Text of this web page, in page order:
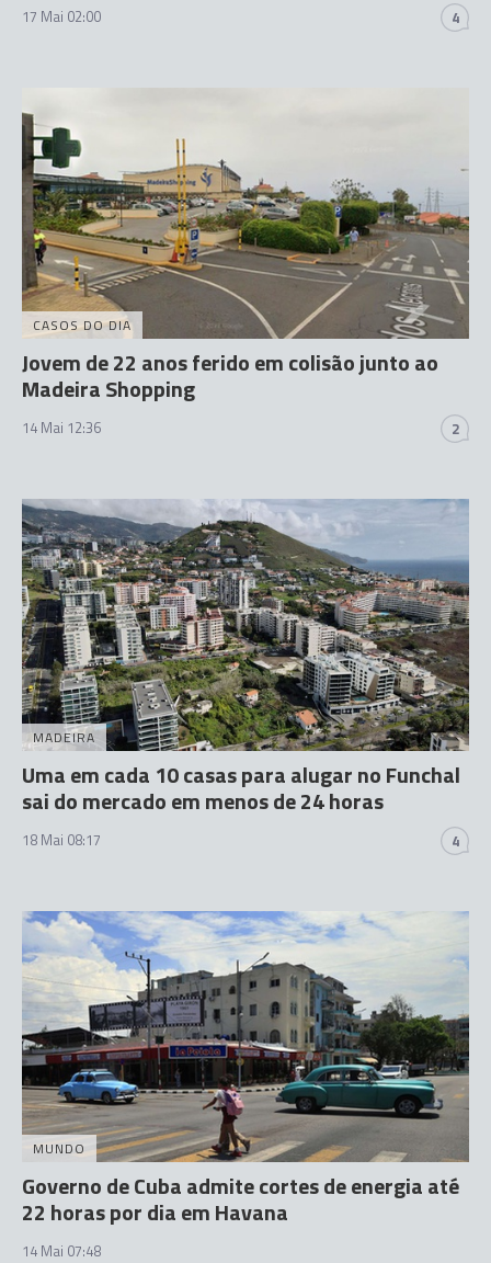
17 Mai 02:00 4
CASOS DO DIA
Jovem de 22 anos ferido em colisão junto ao
Madeira Shopping
14 Mai 12:36 2
MADEIRA
Uma em cada 10 casas para alugar no Funchal
sai do mercado em menos de 24 horas
18 Mai 08:17 4
MUNDO
Governo de Cuba admite cortes de energia até
22 horas por dia em Havana
14 Mai 07:48